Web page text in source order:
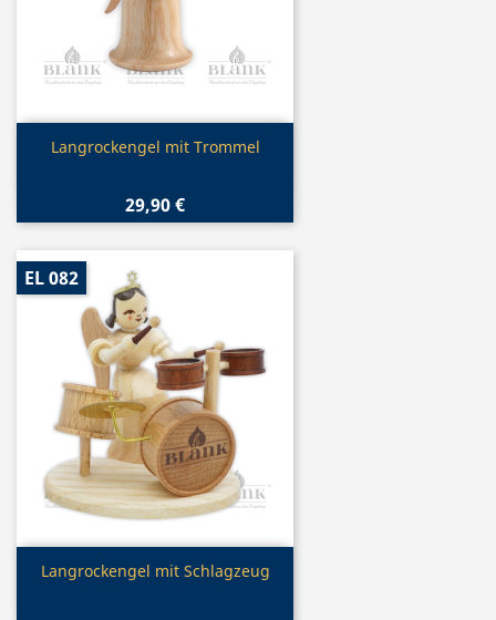
Vorschau
Langrockengel mit Trommel
29,90 €
Vorschau
Langrockengel mit Schlagzeug
EL 082